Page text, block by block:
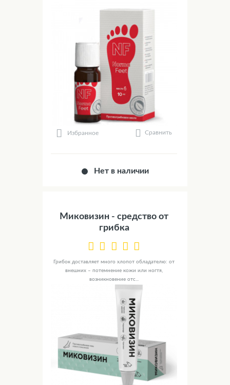
Избранное Сравнить
Нет в наличии
Миковизин - средство от
грибка
Грибок доставляет много хлопот обладателю: от
внешних – потемнение кожи или ногтя,
возникновение отс...